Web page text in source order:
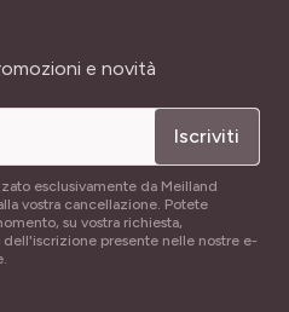
e novità
Iscriviti
esclusivamente da Meilland
vostra cancellazione. Potete
su vostra richiesta,
presente nelle nostre e-